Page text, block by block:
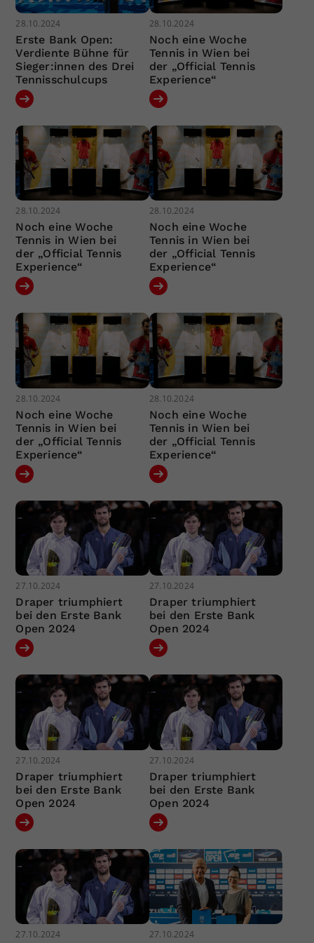
28.10.2024
Erste Bank Open:
Verdiente Bühne für
Sieger:innen des Drei
Tennisschulcups
28.10.2024
Noch eine Woche
Tennis in Wien bei
der „Official Tennis
Experience“
28.10.2024
Noch eine Woche
Tennis in Wien bei
der „Official Tennis
Experience“
28.10.2024
Noch eine Woche
Tennis in Wien bei
der „Official Tennis
Experience“
28.10.2024
Noch eine Woche
Tennis in Wien bei
der „Official Tennis
Experience“
28.10.2024
Noch eine Woche
Tennis in Wien bei
der „Official Tennis
Experience“
27.10.2024
Draper triumphiert
bei den Erste Bank
Open 2024
27.10.2024
Draper triumphiert
bei den Erste Bank
Open 2024
27.10.2024
Draper triumphiert
bei den Erste Bank
Open 2024
27.10.2024
Draper triumphiert
bei den Erste Bank
Open 2024
27.10.2024 27.10.2024